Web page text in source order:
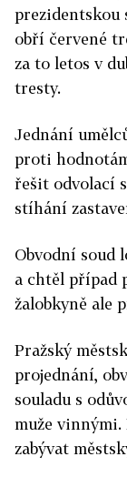
prezidentskou
obří červené
za to letos v
tresty.
Jednání
proti
řešit odvolací
stíhání
Obvodní soud
a chtěl případ
žalobkyně ale
Pražský
projednání,
souladu s
muže vinnými.
zabývat